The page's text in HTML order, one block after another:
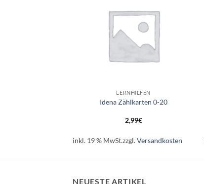
LERNHILFEN
Idena Zählkarten 0-20
2,99€
inkl. 19 % MwSt.zzgl.Versandkosten
NEUESTE ARTIKEL